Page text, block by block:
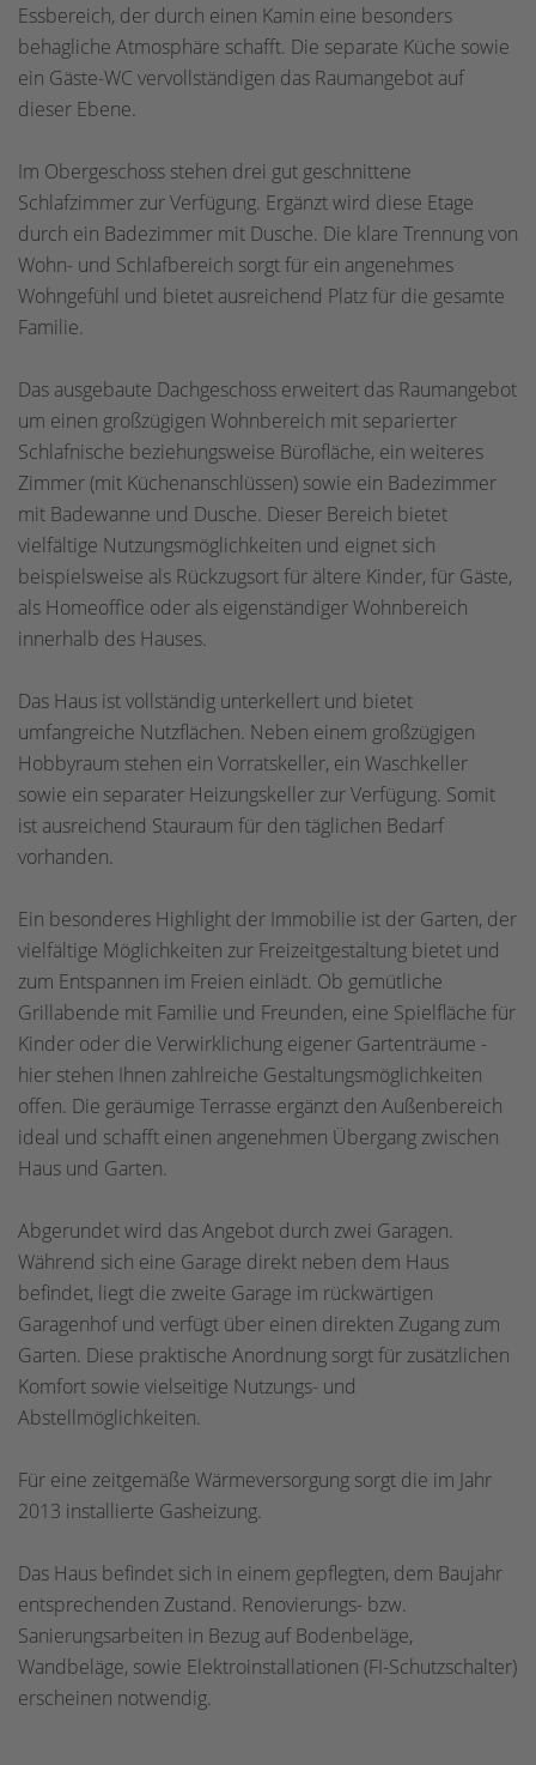
Essbereich, der durch einen Kamin eine besonders
behagliche Atmosphäre schafft. Die separate Küche sowie
ein Gäste-WC vervollständigen das Raumangebot auf
dieser Ebene.
Im Obergeschoss stehen drei gut geschnittene
Schlafzimmer zur Verfügung. Ergänzt wird diese Etage
durch ein Badezimmer mit Dusche. Die klare Trennung von
Wohn- und Schlafbereich sorgt für ein angenehmes
Wohngefühl und bietet ausreichend Platz für die gesamte
Familie.
Das ausgebaute Dachgeschoss erweitert das Raumangebot
um einen großzügigen Wohnbereich mit separierter
Schlafnische beziehungsweise Bürofläche, ein weiteres
Zimmer (mit Küchenanschlüssen) sowie ein Badezimmer
mit Badewanne und Dusche. Dieser Bereich bietet
vielfältige Nutzungsmöglichkeiten und eignet sich
beispielsweise als Rückzugsort für ältere Kinder, für Gäste,
als Homeoffice oder als eigenständiger Wohnbereich
innerhalb des Hauses.
Das Haus ist vollständig unterkellert und bietet
umfangreiche Nutzflächen. Neben einem großzügigen
Hobbyraum stehen ein Vorratskeller, ein Waschkeller
sowie ein separater Heizungskeller zur Verfügung. Somit
ist ausreichend Stauraum für den täglichen Bedarf
vorhanden.
Ein besonderes Highlight der Immobilie ist der Garten, der
vielfältige Möglichkeiten zur Freizeitgestaltung bietet und
zum Entspannen im Freien einlädt. Ob gemütliche
Grillabende mit Familie und Freunden, eine Spielfläche für
Kinder oder die Verwirklichung eigener Gartenträume -
hier stehen Ihnen zahlreiche Gestaltungsmöglichkeiten
offen. Die geräumige Terrasse ergänzt den Außenbereich
ideal und schafft einen angenehmen Übergang zwischen
Haus und Garten.
Abgerundet wird das Angebot durch zwei Garagen.
Während sich eine Garage direkt neben dem Haus
befindet, liegt die zweite Garage im rückwärtigen
Garagenhof und verfügt über einen direkten Zugang zum
Garten. Diese praktische Anordnung sorgt für zusätzlichen
Komfort sowie vielseitige Nutzungs- und
Abstellmöglichkeiten.
Für eine zeitgemäße Wärmeversorgung sorgt die im Jahr
2013 installierte Gasheizung.
Das Haus befindet sich in einem gepflegten, dem Baujahr
entsprechenden Zustand. Renovierungs- bzw.
Sanierungsarbeiten in Bezug auf Bodenbeläge,
Wandbeläge, sowie Elektroinstallationen (FI-Schutzschalter)
erscheinen notwendig.